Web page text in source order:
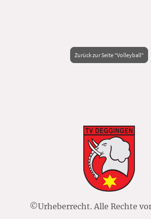
Zurück zur Seite "Volleyball"
©Urheberrecht. Alle Rechte